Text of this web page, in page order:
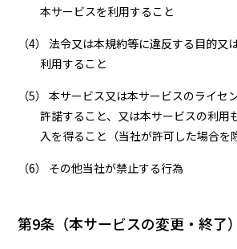
本サービスを利用すること
（4） 法令又は本規約等に違反する目的又
利用すること
（5） 本サービス又は本サービスのライセ
許諾すること、又は本サービスの利用
入を得ること（当社が許可した場合を
（6） その他当社が禁止する行為
第9条（本サービスの変更・終了）